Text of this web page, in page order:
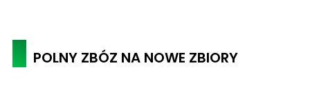
POLNY ZBÓZ NA NOWE ZBIORY